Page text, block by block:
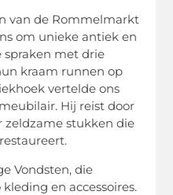
van de Rommelmarkt
om unieke antiek en
spraken met drie
kraam runnen op
vertelde ons
Hij reist door
zeldzame stukken die
Vondsten, die
en accessoires.